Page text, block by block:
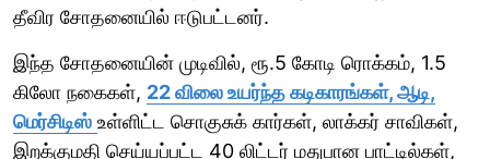
தீவிர சோதனையில் ஈடுபட்டனர்.
இந்த சோதனையின் முடிவில், ரூ.5 கோடி ரொக்கம், 1.5
கிலோ நகைகள், 22 விலை உயர்ந்த கடிகாரங்கள், ஆடி,
மெர்சிடிஸ் உள்ளிட்ட சொகுசுக் கார்கள், லாக்கர் சாவிகள்,
இறக்குமதி செய்யப்பட்ட 40 லிட்டர் மதுபான பாட்டில்கள்,